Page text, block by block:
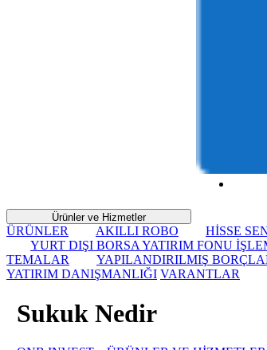
Ürünler ve Hizmetler
ÜRÜNLER AKILLI ROBO HİSSE
YURT DIŞI BORSA YATIRIM FONU
TEMALAR
YAPILANDIRILMIŞ
YATIRIM DANIŞMANLIĞI VARANTLAR
Sukuk Nedir